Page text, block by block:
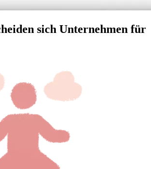
sich Unternehmen für